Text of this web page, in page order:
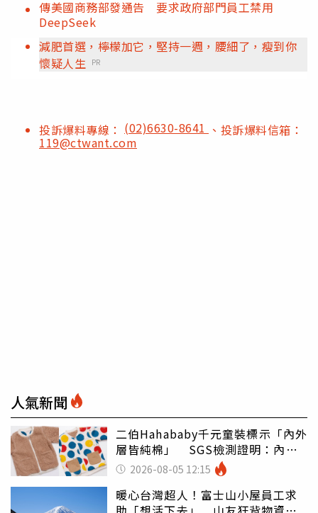
傳美國商務部發通告 要求政府部門員工禁用
DeepSeek
減肥首選，檸檬加它，堅持一週，腰細了，瘦到你
懷疑人生 PR
投訴爆料專線： (02)6630-8641 、投訴爆料信箱：
119@ctwant.com
人氣新聞
二伯Hahababy千元童裝標示「內外
層皆純棉」 SGS檢測證明：內裡
100%聚酯纖維
2026-08-05 12:15
暖心台灣超人！富士山小屋員工求